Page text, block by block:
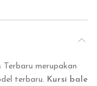
merupakan
terbaru. Kursi bale